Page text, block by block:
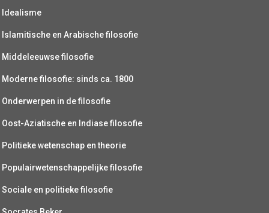
Idealisme
Islamitische en Arabische filosofie
Middeleeuwse filosofie
Moderne filosofie: sinds ca. 1800
Onderwerpen in de filosofie
Oost-Aziatische en Indiase filosofie
Politieke wetenschap en theorie
Populairwetenschappelijke filosofie
Sociale en politieke filosofie